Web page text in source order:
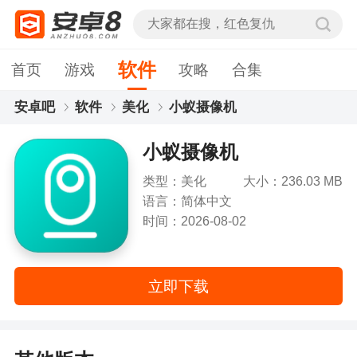
首页 游戏 软件 攻略 合集
安卓吧 软件 美化 小蚁摄像机
小蚁摄像机
类型：美化
大小：236.03 MB
语言：简体中文
时间：2026-08-02
立即下载